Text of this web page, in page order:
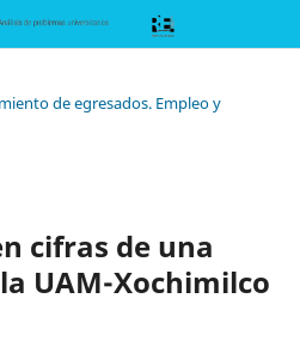
de egresados. Empleo y
cifras de una
UAM-Xochimilco